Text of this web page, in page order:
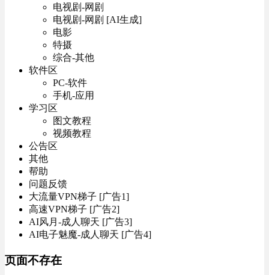
电视剧-网剧
电视剧-网剧 [AI生成]
电影
特摄
综合-其他
软件区
PC-软件
手机-应用
学习区
图文教程
视频教程
公告区
其他
帮助
问题反馈
大流量VPN梯子 [广告1]
高速VPN梯子 [广告2]
AI风月-成人聊天 [广告3]
AI电子魅魔-成人聊天 [广告4]
页面不存在